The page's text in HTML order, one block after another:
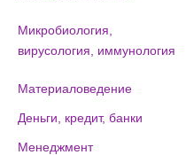
Микробиология,
вирусология, иммунология
Материаловедение
Деньги, кредит, банки
Менеджмент